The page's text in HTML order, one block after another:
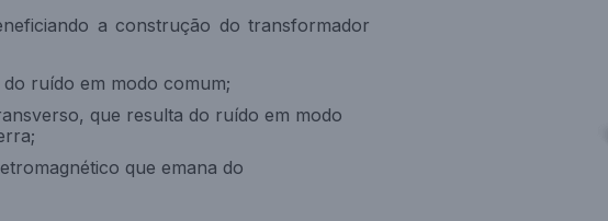
a construção do transformador
ruído em modo comum;
que resulta do ruído em modo
que emana do